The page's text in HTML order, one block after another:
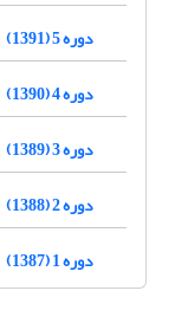
دوره 5 (1391)
دوره 4 (1390)
دوره 3 (1389)
دوره 2 (1388)
دوره 1 (1387)